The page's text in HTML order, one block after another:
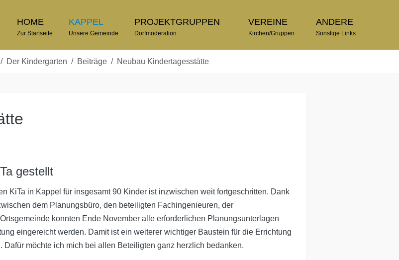
HOME
Zur Startseite
KAPPEL
Unsere Gemeinde
PROJEKTGRUPPEN
Dorfmoderation
VEREINE
Kirchen/Gruppen
ANDERE
Sonstige Links
Der Kindergarten Beiträge Neubau Kindertagesstätte
gestellt
KiTa in Kappel für insgesamt 90 Kinder ist inzwischen weit fortgeschritten. Dank
dem Planungsbüro, den beteiligten Fachingenieuren, der
konnten Ende November alle erforderlichen Planungsunterlagen
eingereicht werden. Damit ist ein weiterer wichtiger Baustein für die Errichtung
möchte ich mich bei allen Beteiligten ganz herzlich bedanken.